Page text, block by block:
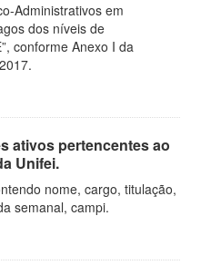
Administrativos em
dos níveis de
conforme Anexo I da
ativos pertencentes ao
Unifei.
nome, cargo, titulação,
semanal, campi.